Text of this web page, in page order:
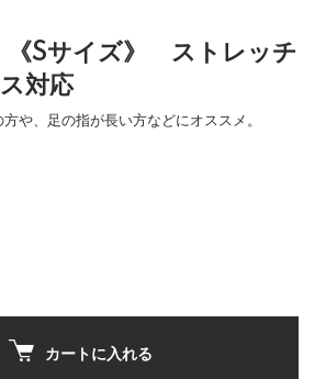
《Sサイズ》 ストレッチ
対応
方や、足の指が長い方などにオススメ。
カートに入れる